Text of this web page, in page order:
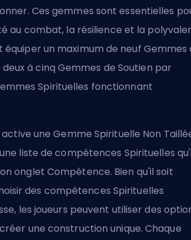
Ces gemmes sont essentielles
au combat, la résilience et la
équiper un maximum de neuf Gemmes
à cinq Gemmes de Soutien par
Spirituelles fonctionnant
une Gemme Spirituelle Non
liste de compétences Spirituelles
onglet Compétence. Bien qu'il soit
des compétences Spirituelles
les joueurs peuvent utiliser des
une construction unique. Chaque